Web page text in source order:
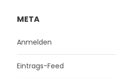
META
Anmelden
Eintrags-Feed